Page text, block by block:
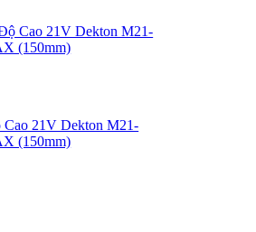
21V Dekton M21-
(150mm)